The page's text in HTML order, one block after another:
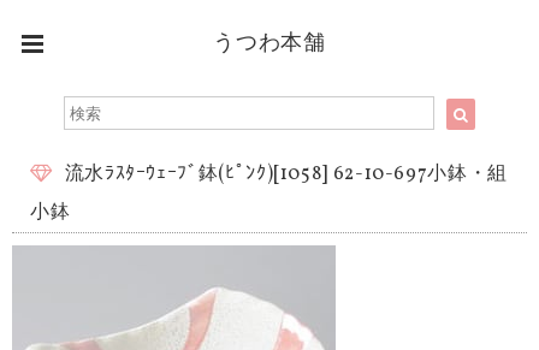
うつわ本舗
流水ﾗｽﾀｰｳｪｰﾌﾞ鉢(ﾋﾟﾝｸ)[1058] 62-10-697小鉢・組
小鉢